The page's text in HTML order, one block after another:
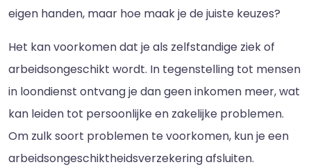
eigen handen, maar hoe maak je de juiste keuzes?
Het kan voorkomen dat je als zelfstandige ziek of
arbeidsongeschikt wordt. In tegenstelling tot mensen
in loondienst ontvang je dan geen inkomen meer, wat
kan leiden tot persoonlijke en zakelijke problemen.
Om zulk soort problemen te voorkomen, kun je een
arbeidsongeschiktheidsverzekering afsluiten.